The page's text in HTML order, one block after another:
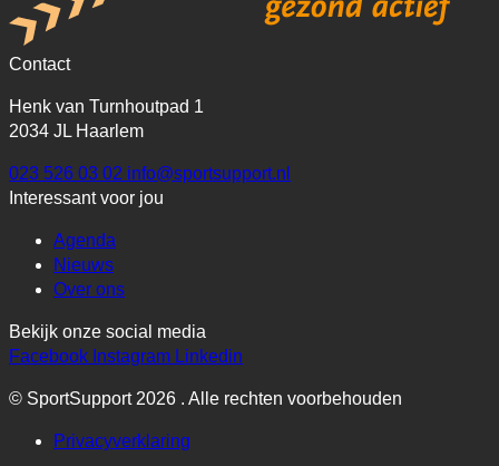
Contact
Henk van Turnhoutpad 1
2034 JL Haarlem
023 526 03 02 info@sportsupport.nl
Interessant voor jou
Agenda
Nieuws
Over ons
Bekijk onze social media
Facebook Instagram Linkedin
© SportSupport 2026 . Alle rechten voorbehouden
Privacyverklaring